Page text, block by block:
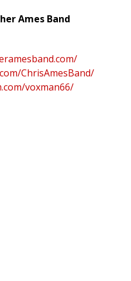
Ames Band
ChrisAmesBand/
voxman66/